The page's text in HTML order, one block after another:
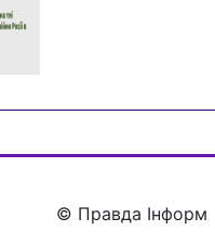
© Правда Інформ